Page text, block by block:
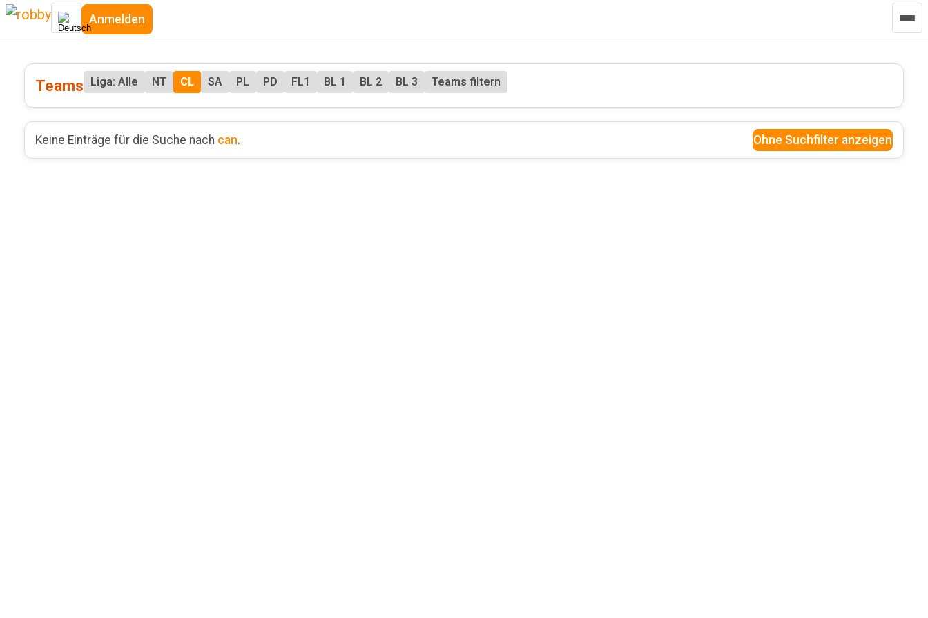
Anmelden
Teams Liga: Alle NT CL SA PL PD FL1 BL 1 BL 2 BL 3 Teams filtern
Keine Einträge für die Suche nach can. Ohne Suchfilter anzeigen